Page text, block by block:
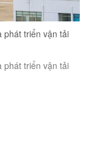
phát triển vận tải
phát triển vận tải